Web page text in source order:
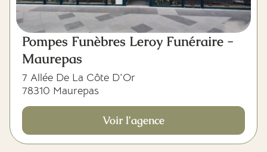
Pompes Funèbres Leroy Funéraire -
Maurepas
7 Allée De La Côte D'Or
78310 Maurepas
Voir l'agence